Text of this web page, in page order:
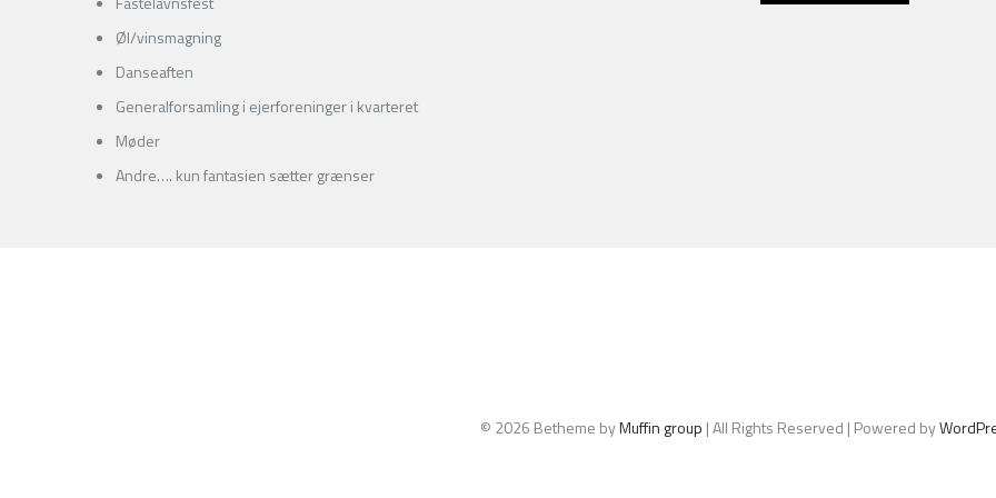
Øl/vinsmagning
Danseaften
Generalforsamling i ejerforeninger i kvarteret
Møder
Andre…. kun fantasien sætter grænser
© 2026 Betheme byMuffin group | All Rights Reserved | Powered by